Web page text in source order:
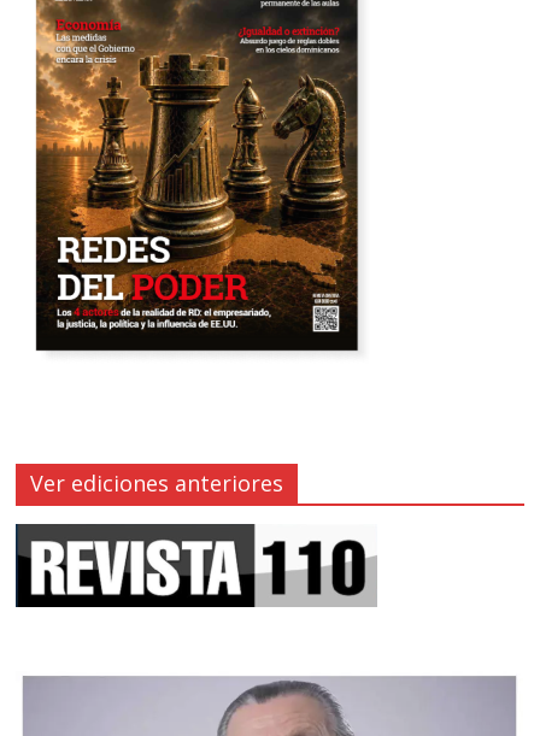
Ver ediciones anteriores